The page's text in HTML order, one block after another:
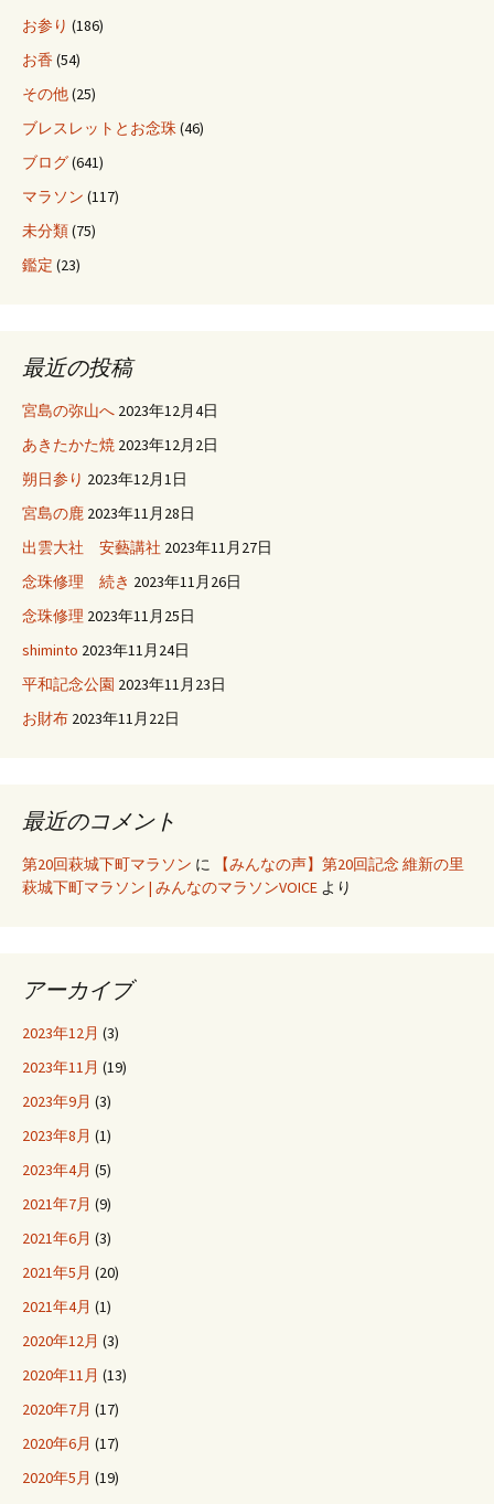
ョ
ン
お参り (186)
お香(54)
その他(25)
ブレスレットとお念珠(46)
ブログ(641)
マラソン (117)
未分類(75)
鑑定 (23)
最近の投稿
宮島の弥山へ 2023年12月4日
あきたかた焼 2023年12月2日
朔日参り 2023年12月1日
宮島の鹿 2023年11月28日
出雲大社 安藝講社 2023年11月27日
念珠修理 続き 2023年11月26日
念珠修理 2023年11月25日
shiminto 2023年11月24日
平和記念公園 2023年11月23日
お財布 2023年11月22日
最近のコメント
第20回萩城下町マラソン に
【みんなの声】第20回記念 維新の里
萩城下町マラソン | みんなのマラソンVOICE より
アーカイブ
2023年12月 (3)
2023年11月 (19)
2023年9月 (3)
2023年8月 (1)
2023年4月 (5)
2021年7月 (9)
2021年6月 (3)
2021年5月 (20)
2021年4月 (1)
2020年12月 (3)
2020年11月 (13)
2020年7月 (17)
2020年6月 (17)
2020年5月 (19)